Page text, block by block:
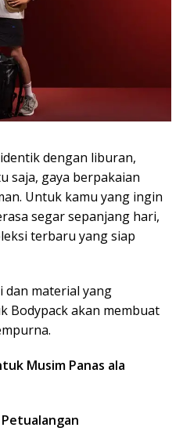
dengan liburan,
saja, gaya berpakaian
Untuk kamu yang ingin
segar sepanjang hari,
terbaru yang siap
dan material yang
Bodypack akan membuat
Musim Panas ala